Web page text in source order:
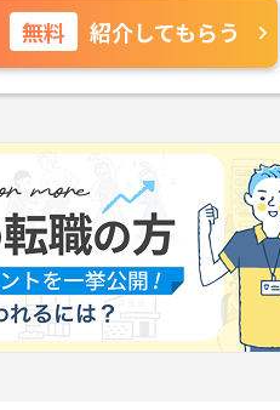
無料 紹介してもらう